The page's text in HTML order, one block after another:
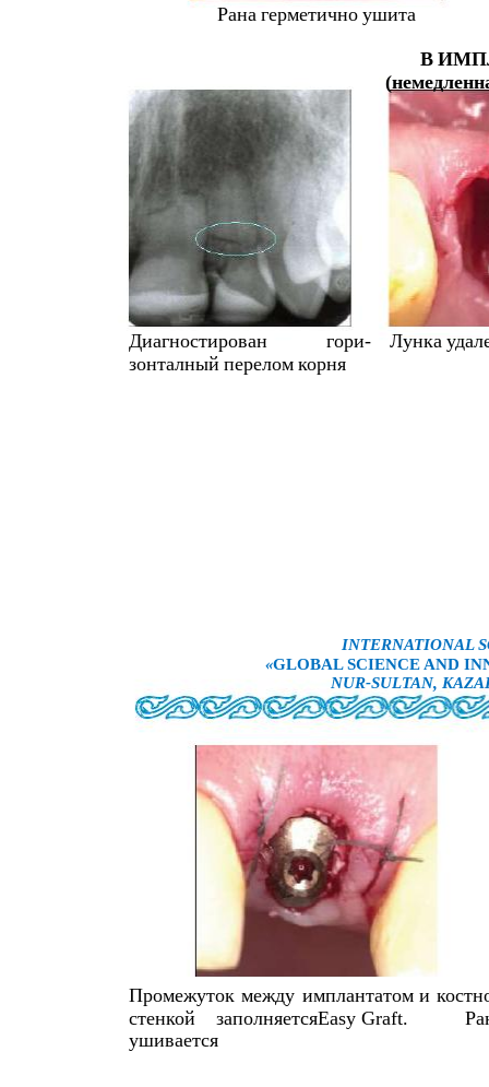
Рана герметично ушита
В
(
Диагностирован гори-
зонталный перелом корня
Лунка
INTERNATIONAL
«GLOBAL SCIENCE AND
NUR-SULTAN,
Промежуток между имплантатом и
стенкой
заполняетсяEasy Graft.
ушивается